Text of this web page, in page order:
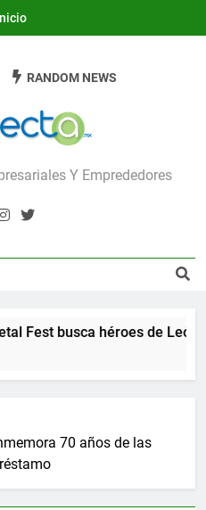
Y Emprededores
RANDOM NEWS
Fest busca héroes de León
70 años de las